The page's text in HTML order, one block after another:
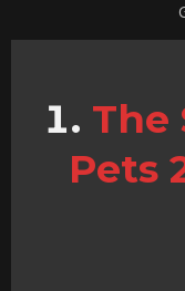
The
Pets